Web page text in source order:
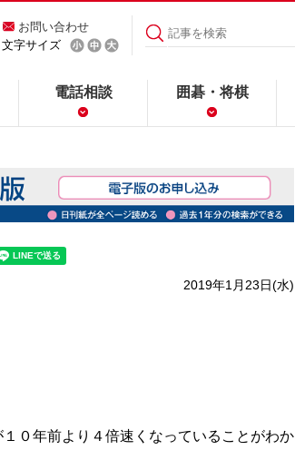
お問い合わせ
文字サイズ
電話相談 囲碁・将棋
2019年1月23日(水)
０年前より４倍速くなっていることがわか